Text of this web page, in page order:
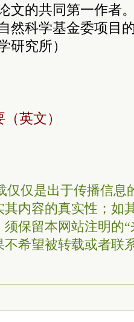
文的共同第一作者
然科学基金委项目
研究所）
英文）
仅仅是出于传播信息
内容的真实性；如
保留本网站注明的
希望被转载或者联